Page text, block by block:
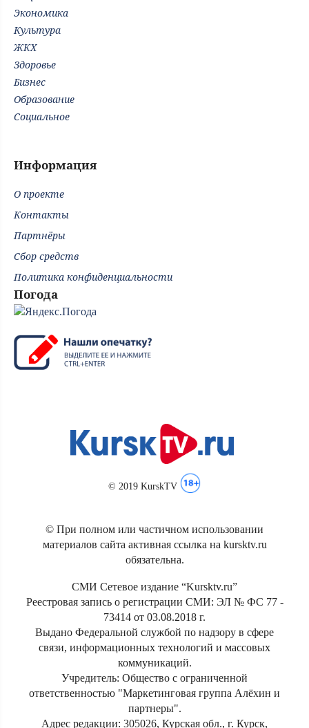
Экономика
Культура
ЖКХ
Здоровье
Бизнес
Образование
Социальное
Информация
О проекте
Контакты
Партнёры
Сбор средств
Политика конфиденциальности
Погода
© 2019 KurskTV
© При полном или частичном использовании
материалов сайта активная ссылка на kursktv.ru
обязательна.
СМИ Сетевое издание “Kursktv.ru”
Реестровая запись о регистрации СМИ: ЭЛ № ФС 77 -
73414 от 03.08.2018 г.
Выдано Федеральной службой по надзору в сфере
связи, информационных технологий и массовых
коммуникаций.
Учредитель: Общество с ограниченной
ответственностью "Маркетинговая группа Алёхин и
партнеры".
Адрес редакции: 305026, Курская обл., г. Курск,